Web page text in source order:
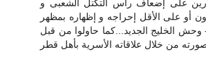
على إضعاف رأس التكتل الشعبى و
أو على الأقل إحراجه و إظهاره بمظهر
- وحش الخليج الجديد...كما حاولوا من قبل
من خلال علاقاته الأسرية بأهل قطر